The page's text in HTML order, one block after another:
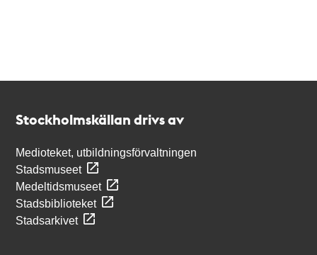
Stockholmskällan drivs av
Medioteket, utbildningsförvaltningen
Stadsmuseet
Medeltidsmuseet
Stadsbiblioteket
Stadsarkivet